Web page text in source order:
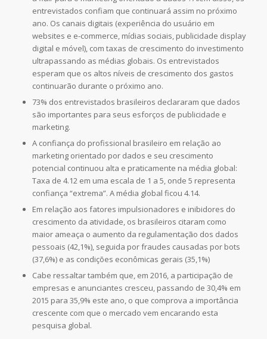
entrevistados confiam que continuará assim no próximo
ano. Os canais digitais (experiência do usuário em
websites e e-commerce, mídias sociais, publicidade display
digital e móvel), com taxas de crescimento do investimento
ultrapassando as médias globais. Os entrevistados
esperam que os altos níveis de crescimento dos gastos
continuarão durante o próximo ano.
73% dos entrevistados brasileiros declararam que dados
são importantes para seus esforços de publicidade e
marketing.
A confiança do profissional brasileiro em relação ao
marketing orientado por dados e seu crescimento
potencial continuou alta e praticamente na média global:
Taxa de 4.12 em uma escala de 1 a 5, onde 5 representa
confiança “extrema”. A média global ficou 4.14.
Em relação aos fatores impulsionadores e inibidores do
crescimento da atividade, os brasileiros citaram como
maior ameaça o aumento da regulamentação dos dados
pessoais (42,1%), seguida por fraudes causadas por bots
(37,6%) e as condições econômicas gerais (35,1%)
Cabe ressaltar também que, em 2016, a participação de
empresas e anunciantes cresceu, passando de 30,4% em
2015 para 35,9% este ano, o que comprova a importância
crescente com que o mercado vem encarando esta
pesquisa global.